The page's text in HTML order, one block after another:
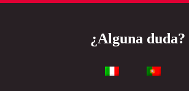
¿Alguna duda?